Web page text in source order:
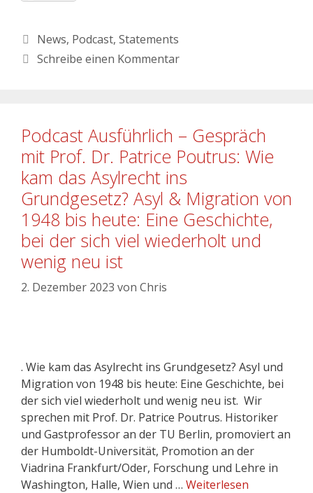
News, Podcast, Statements
Schreibe einen Kommentar
Podcast Ausführlich – Gespräch
mit Prof. Dr. Patrice Poutrus: Wie
kam das Asylrecht ins
Grundgesetz? Asyl & Migration von
1948 bis heute: Eine Geschichte,
bei der sich viel wiederholt und
wenig neu ist
2. Dezember 2023 von Chris
. Wie kam das Asylrecht ins Grundgesetz? Asyl und
Migration von 1948 bis heute: Eine Geschichte, bei
der sich viel wiederholt und wenig neu ist. Wir
sprechen mit Prof. Dr. Patrice Poutrus. Historiker
und Gastprofessor an der TU Berlin, promoviert an
der Humboldt-Universität, Promotion an der
Viadrina Frankfurt/Oder, Forschung und Lehre in
Washington, Halle, Wien und … Weiterlesen